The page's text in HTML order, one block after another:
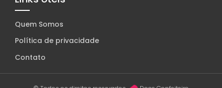
Quem Somos
Política de privacidade
Contato